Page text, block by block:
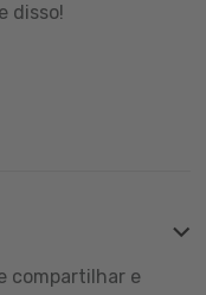
disso!
compartilhar e